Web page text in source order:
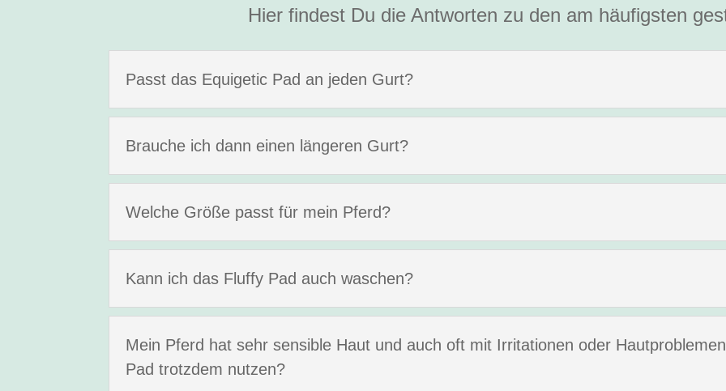
Hier findest Du die Antworten zu den am häufigsten
Passt das Equigetic Pad an jeden Gurt?
Brauche ich dann einen längeren Gurt?
Welche Größe passt für mein Pferd?
Kann ich das Fluffy Pad auch waschen?
Mein Pferd hat sehr sensible Haut und auch oft mit Irritationen oder
Pad trotzdem nutzen?